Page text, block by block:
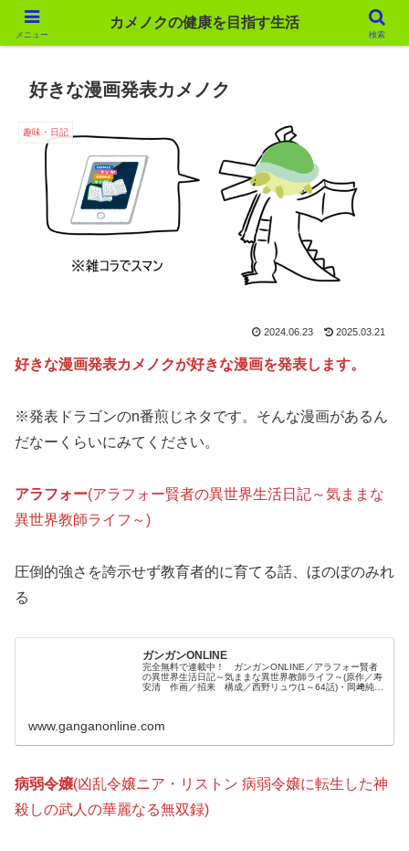
カメノクの健康を目指す生活
好きな漫画発表カメノク
趣味・日記
2024.06.23 2025.03.21
好きな漫画発表カメノクが好きな漫画を発表します。
※発表ドラゴンのn番煎じネタです。そんな漫画があるん
だなーくらいにみてください。
アラフォー(アラフォー賢者の異世界生活日記～気ままな
異世界教師ライフ～)
圧倒的強さを誇示せず教育者的に育てる話、ほのぼのみれ
る
ガンガンONLINE
完全無料で連載中！ ガンガンONLINE／アラフォー賢者
の異世界生活日記～気ままな異世界教師ライフ～(原作／寿
安清 作画／招来 構成／西野リュウ(1～64話)・岡﨑純平
www.ganganonline.com
病弱令嬢(凶乱令嬢ニア・リストン 病弱令嬢に転生した神
殺しの武人の華麗なる無双録)
メニュー
カメノクの健康を目指す生活
検索